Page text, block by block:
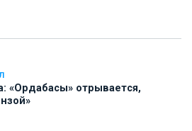
«Ордабасы» отрывается,